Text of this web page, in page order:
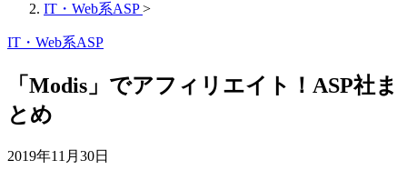
IT・Web系ASP >
IT・Web系ASP
「Modis」でアフィリエイト！ASP社ま
とめ
2019年11月30日